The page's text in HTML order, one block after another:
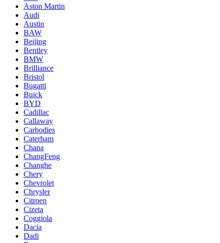
Aston Martin
Audi
Austin
BAW
Beijing
Bentley
BMW
Brilliance
Bristol
Bugatti
Buick
BYD
Cadillac
Callaway
Carbodies
Caterham
Chana
ChangFeng
Changhe
Chery
Chevrolet
Chrysler
Citroen
Cizeta
Coggiola
Dacia
Dadi